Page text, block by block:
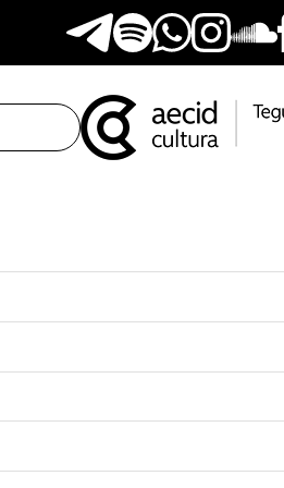
Telegram
SpotifyWhatsapp
Instagram